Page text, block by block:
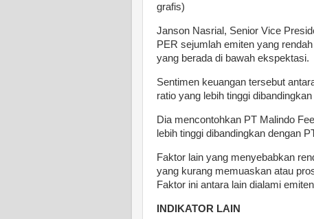
grafis)
Janson Nasrial, Senior Vice
PER sejumlah emiten yang
yang berada di bawah ekspektasi.
Sentimen keuangan tersebut
ratio yang lebih tinggi
Dia mencontohkan PT Malindo
lebih tinggi dibandingkan dengan
Faktor lain yang menyebabkan
yang kurang memuaskan atau
Faktor ini antara lain dialami
INDIKATOR LAIN